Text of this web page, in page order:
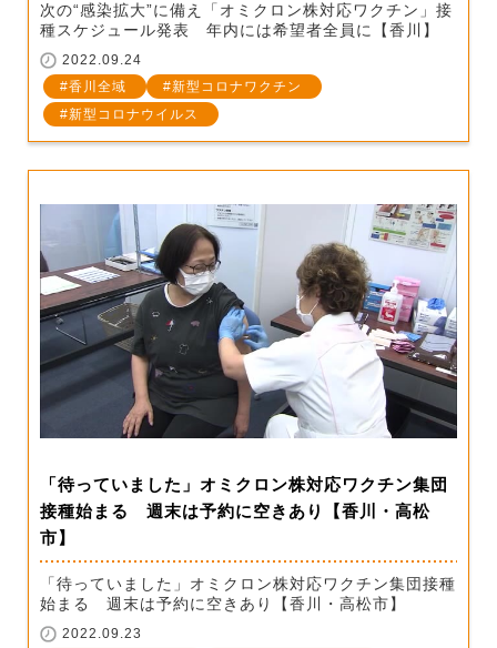
次の“感染拡大”に備え「オミクロン株対応ワクチン」接
種スケジュール発表 年内には希望者全員に【香川】
2022.09.24
香川全域
新型コロナワクチン
新型コロナウイルス
「待っていました」オミクロン株対応ワクチン集団
接種始まる 週末は予約に空きあり【香川・高松
市】
「待っていました」オミクロン株対応ワクチン集団接種
始まる 週末は予約に空きあり【香川・高松市】
2022.09.23